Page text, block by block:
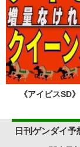
《アイビスSD
日刊ゲンダイ予